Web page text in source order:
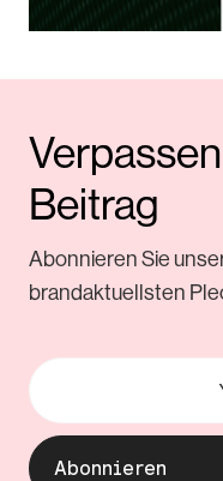
Beitrag
Abonnieren Sie
brandaktuellsten